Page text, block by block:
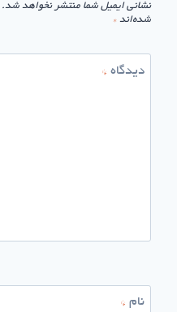
نشانی ایمیل شما منتشر نخواهد شد.
شده‌اند *
دیدگاه *
نام *